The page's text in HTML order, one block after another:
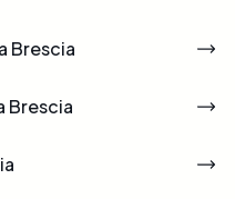
Brescia
Brescia